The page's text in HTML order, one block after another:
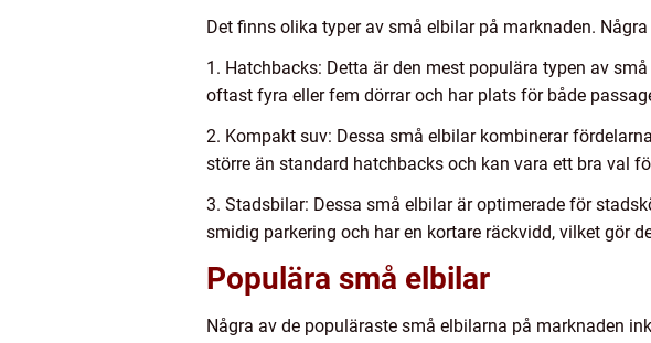
Det finns olika typer av små elbilar på marknaden.
1. Hatchbacks: Detta är den mest populära typen av
oftast fyra eller fem dörrar och har plats för både
2. Kompakt suv: Dessa små elbilar kombinerar
större än standard hatchbacks och kan vara ett bra val
3. Stadsbilar: Dessa små elbilar är optimerade för
smidig parkering och har en kortare räckvidd, vilket gör
Populära små elbilar
Några av de populäraste små elbilarna på marknaden